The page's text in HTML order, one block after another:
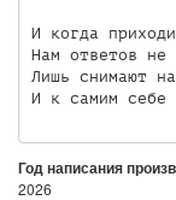
И когда
Нам ответов не
Лишь снимают
Год написания
2026